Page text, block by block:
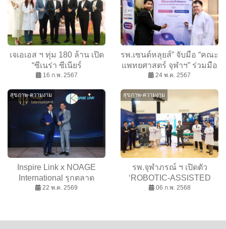
เจเอเอส ฯ ทุ่ม 180 ล้าน เปิด
“ซีเนร่า ซีเนียร์
เวลเนส”บางบัวทอง ตอบ
จาก WMC
16 ก.พ. 2567
รพ.เซนต์หลุยส์” จับมือ “คณะ
แพทยศาสตร์ จุฬาฯ” ร่วมมือ
ทางการแพทย์ดูแลรักษาผู้
24 พ.ค. 2567
สุขภาพ-ความงาม
Inspire Link x NOAGE
International รุกตลาด
Longevity Medicine
Clinic สู่ไทย
22 พ.ค. 2569
สุขภาพ-ความงาม
รพ.จุฬาภรณ์ ฯ เปิดตัว
‘ROBOTIC-ASSISTED
CANCER SURGERY
06 ก.พ. 2568